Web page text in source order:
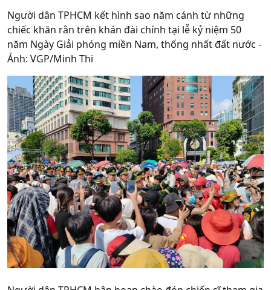
Người dân TPHCM kết hình sao năm cánh từ những
chiếc khăn rằn trên khán đài chính tại lễ kỷ niệm 50
năm Ngày Giải phóng miền Nam, thống nhất đất nước -
Ảnh: VGP/Minh Thi